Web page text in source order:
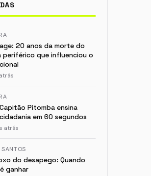
20 anos da morte do
que influenciou o
Pitomba ensina
em 60 segundos
atrás
SANTOS
do desapego: Quando
ganhar